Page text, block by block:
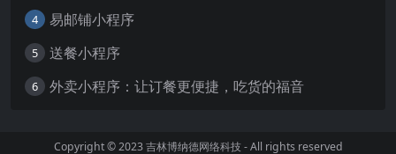
4 易邮铺小程序
5 送餐小程序
6 外卖小程序：让订餐更便捷，吃货的福音
Copyright © 2023吉林博纳德网络科技- All rights reserved